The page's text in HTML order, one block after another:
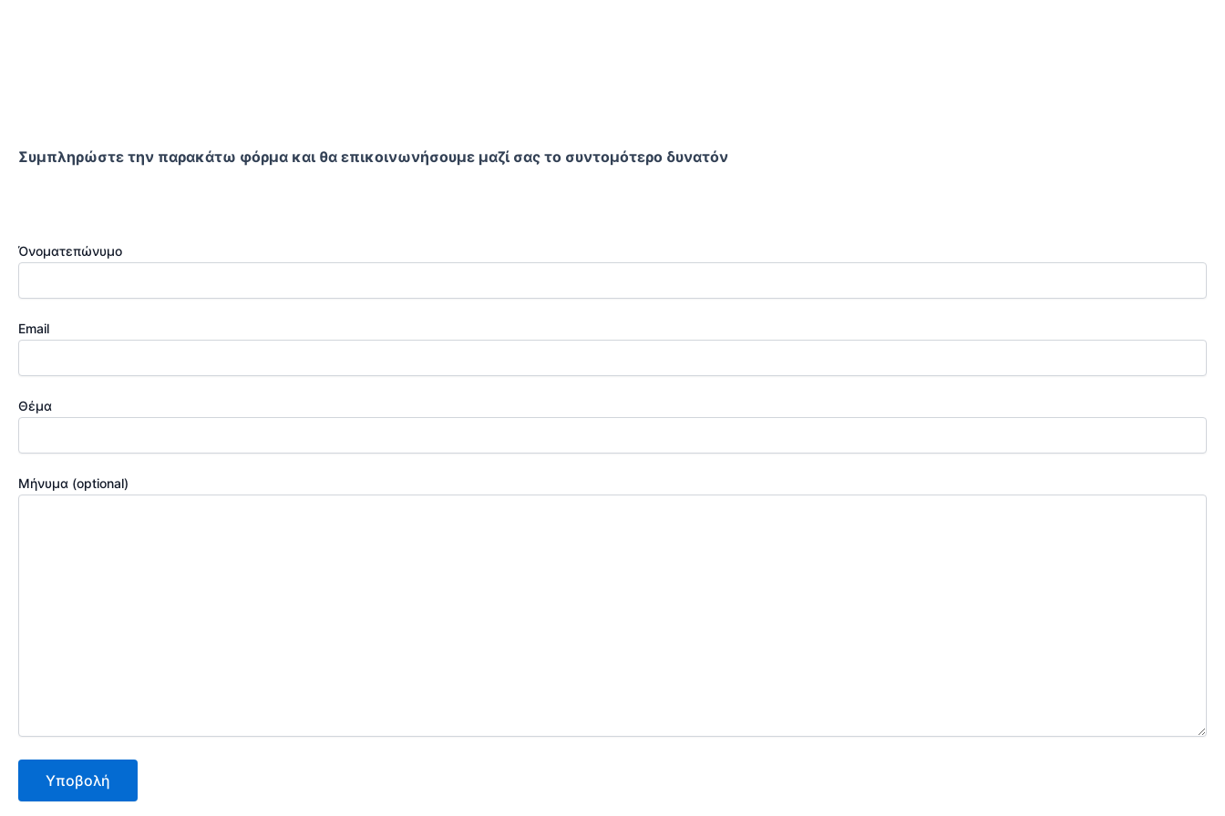
Συμπληρώστε την παρακάτω φόρμα και θα επικοινωνήσουμε μαζί σας το συντομότερο δυνατόν
Όνοματεπώνυμο
Email
Θέμα
Μήνυμα (optional)